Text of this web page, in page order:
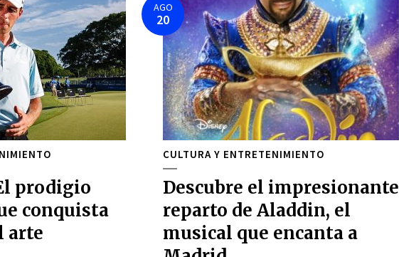
prodigio
conquista
arte
AGO
20
CULTURA Y ENTRETENIMIENTO
Descubre el impresionante
reparto de Aladdin, el
musical que encanta a